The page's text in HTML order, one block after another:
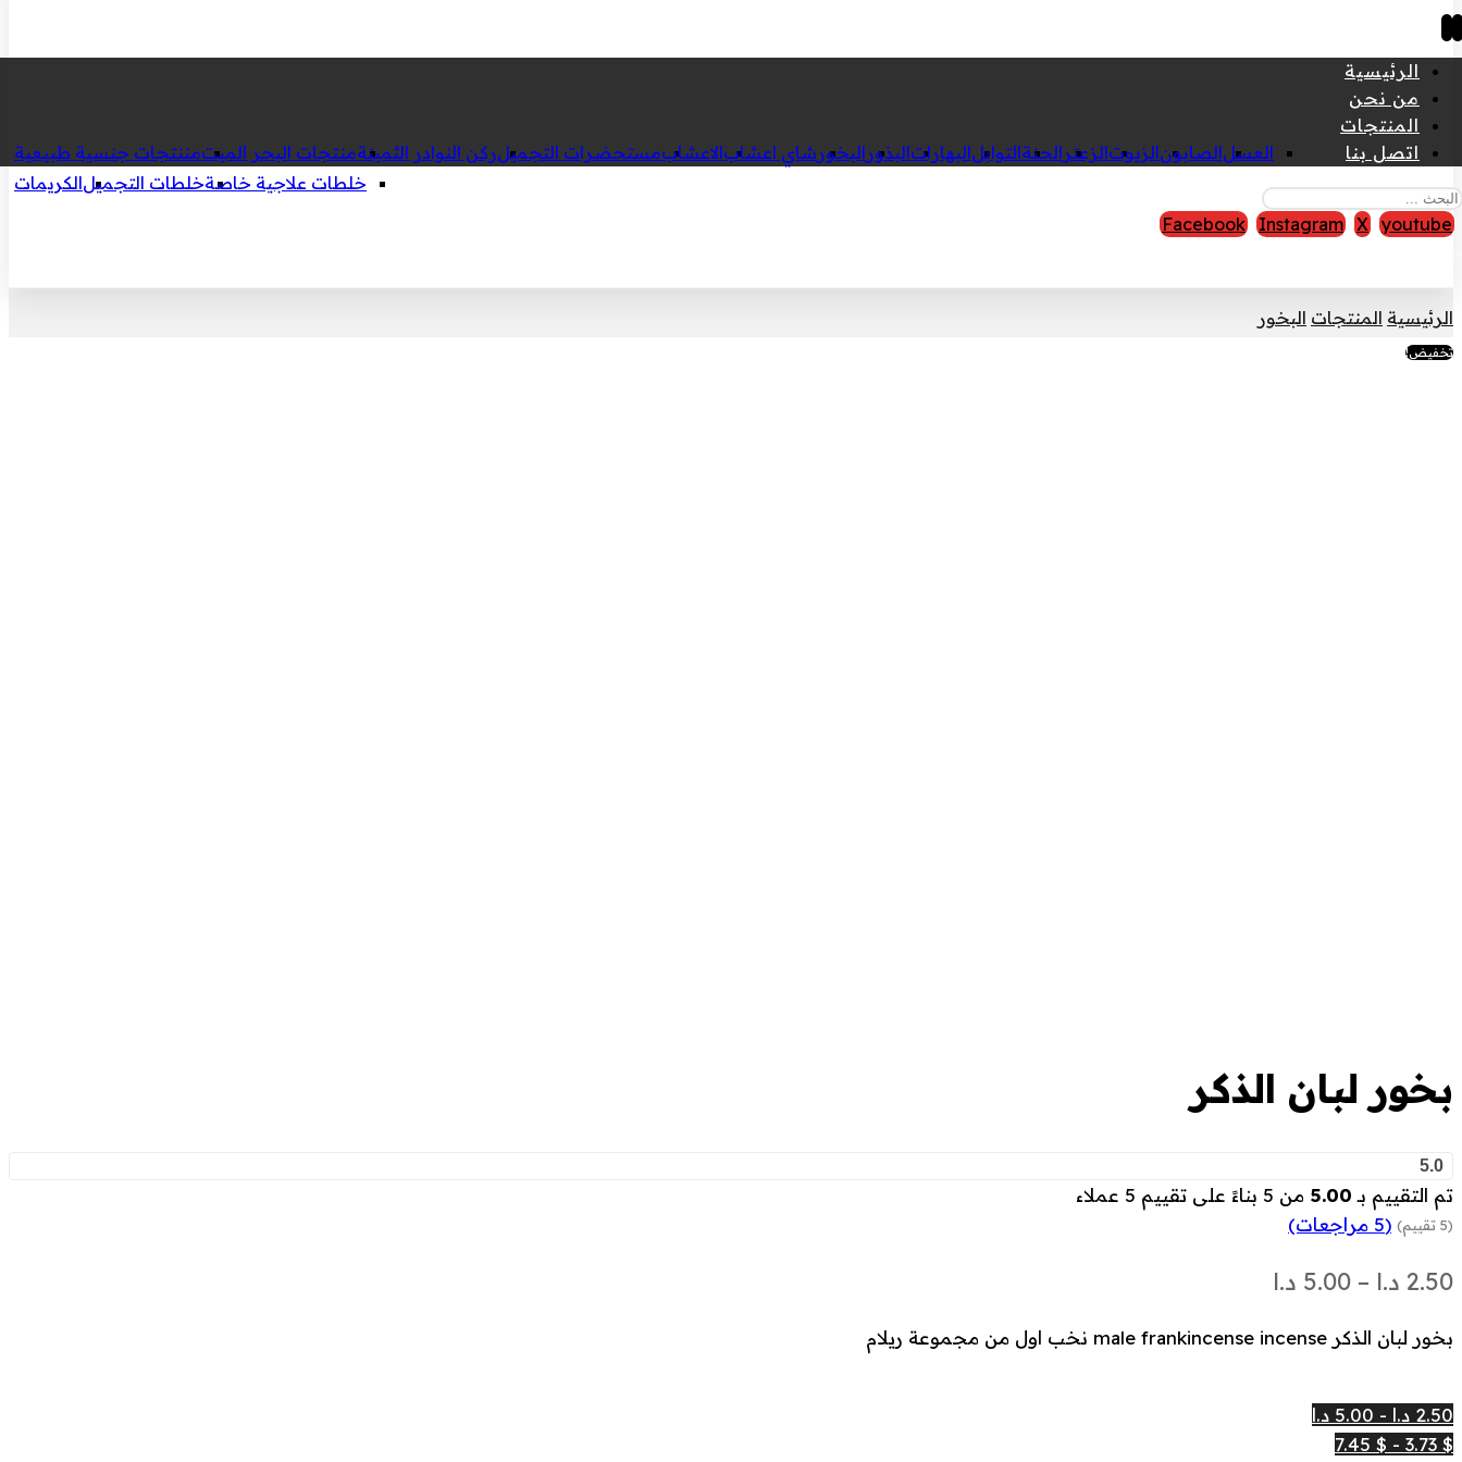
الرئيسية
من نحن
المنتجات
مننتجات جنسية طبيعيةمنتجات البحر الميتركن النوادر الثمينةمستحضرات التجميلالاعشابشاي اعشاب البخور البذورالبهاراتالتوابلالحنة الزعترالزيوتالصابونالعسل
الكريماتخلطات التجميلخلطات علاجية خاصة
اتصل بنا
Facebook Instagram X youtube
الرئيسية المنتجات البخور
تخفيض!
بخور لبان الذكر
5.0
تم التقييم بـ 5.00 من 5 بناءً على تقييم 5 عملاء
(5 تقييم) (
5 مراجعات)
2.50 د.ا –
5.00 د.ا
بخور لبان الذكر male frankincense incense نخب اول من مجموعة ريلام
2.50 د.ا - 5.00 د.ا
$ 3.73 - $ 7.45